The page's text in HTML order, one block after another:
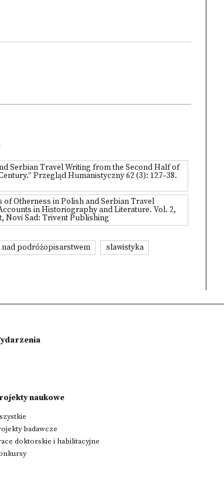
Serbian Travel Writing from the Second Half of
Przegląd Humanistyczny 62 (3): 127–38.
of Otherness in Polish and Serbian Travel
in Historiography and Literature. Vol. 2,
Novi Sad: Trivent Publishing
nad podróżopisarstwem slawistyka
naukowe
badawcze
doktorskie i habilitacyjne